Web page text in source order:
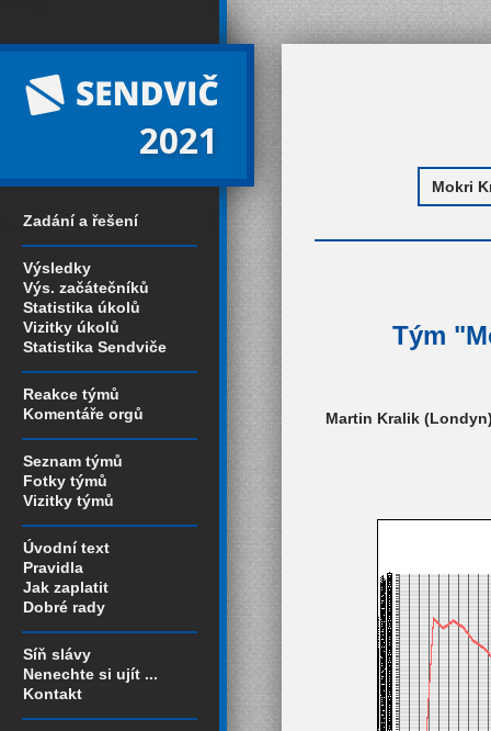
2021
Zadání a řešení
Výsledky
Výs. začátečníků
Statistika úkolů
Vizitky úkolů
Statistika Sendviče
Reakce týmů
Komentáře orgů
Seznam týmů
Fotky týmů
Vizitky týmů
Úvodní text
Pravidla
Jak zaplatit
Dobré rady
Síň slávy
Nenechte si ujít ...
Kontakt
Tým
Martin Kralik